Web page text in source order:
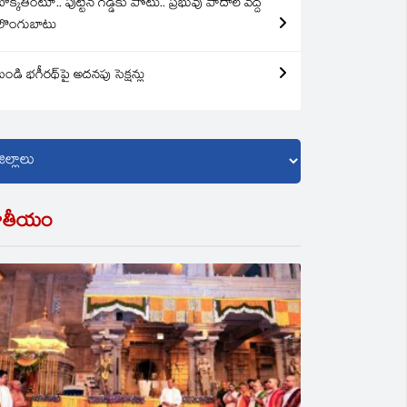
పుట్టిన గడ్డకు పోటు.. ప్రభువు పాదాల వద్ద
భగీరథ్‌పై అదనపు సెక్షన్లు